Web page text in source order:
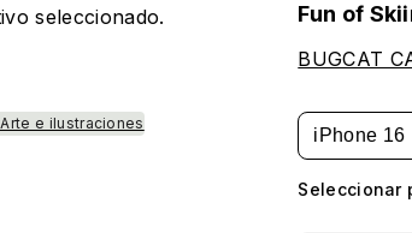
seleccionado.
e ilustraciones
Fun of
BUGCAT
iPhone 16
Seleccionar